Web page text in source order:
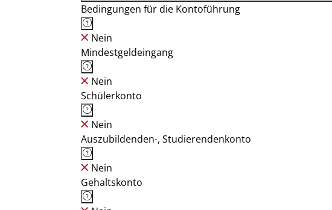
Bedingungen für die Kontoführung
Nein
Mindestgeldeingang
Nein
Schülerkonto
Nein
Auszubildenden-, Studierendenkonto
Nein
Gehaltskonto